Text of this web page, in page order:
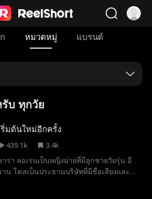
หมวดหมู่ แบรนด์
บ ทุกวัย
ริ่มต้นใหม่อีกครั้ง
439.1k
3.4k
าร่า ลอเรนเป็นหญิงม่ายที่มีลูกชายวัยรุ่น อี
าน โคลเป็นประธานบริษัทที่มีชื่อเสียงและ